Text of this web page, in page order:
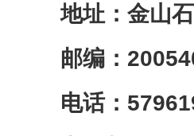
地址：金山石
邮编：
电话：